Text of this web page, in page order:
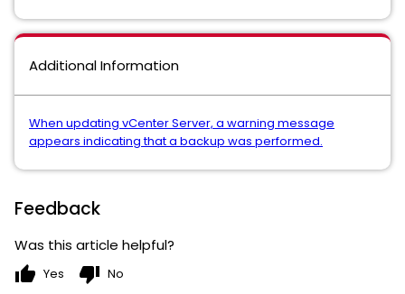
Additional Information
When updating vCenter Server, a warning message
appears indicating that a backup was performed.
Feedback
Was this article helpful?
thumb_up Yes thumb_down No